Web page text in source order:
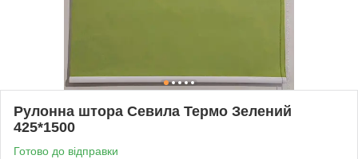
Рулонна штора Севила Термо Зелений
425*1500
Готово до відправки